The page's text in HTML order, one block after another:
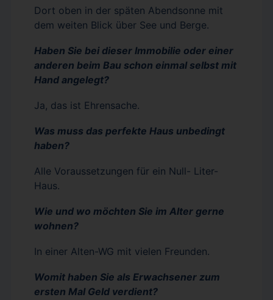
Dort oben in der späten Abendsonne mit
dem weiten Blick über See und Berge.
Haben Sie bei dieser Immobilie oder einer
anderen beim Bau schon einmal selbst mit
Hand angelegt?
Ja, das ist Ehrensache.
Was muss das perfekte Haus unbedingt
haben?
Alle Voraussetzungen für ein Null- Liter-
Haus.
Wie und wo möchten Sie im Alter gerne
wohnen?
In einer Alten-WG mit vielen Freunden.
Womit haben Sie als Erwachsener zum
ersten Mal Geld verdient?